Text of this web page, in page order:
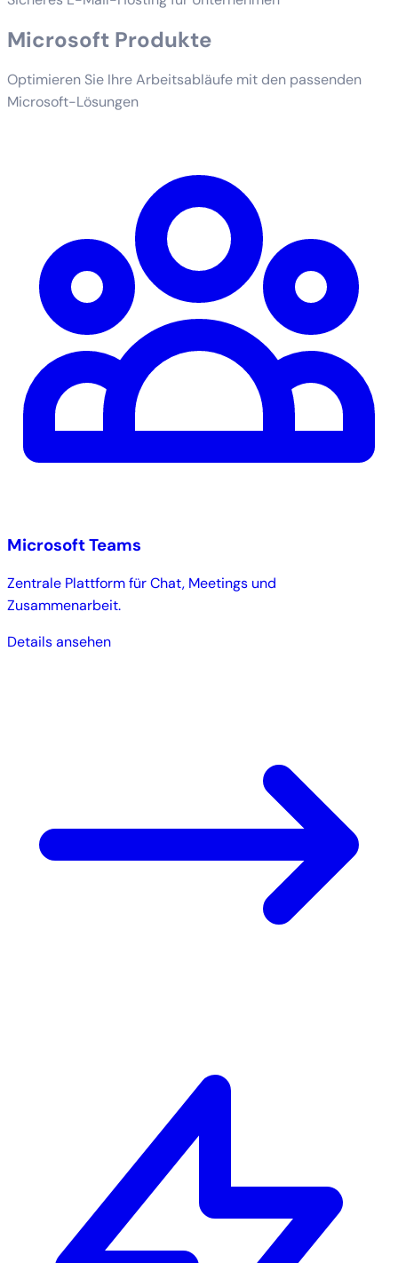
Microsoft Produkte
Optimieren Sie Ihre Arbeitsabläufe mit den passenden
Microsoft-Lösungen
Microsoft Teams
Zentrale Plattform für Chat, Meetings und
Zusammenarbeit.
Details ansehen